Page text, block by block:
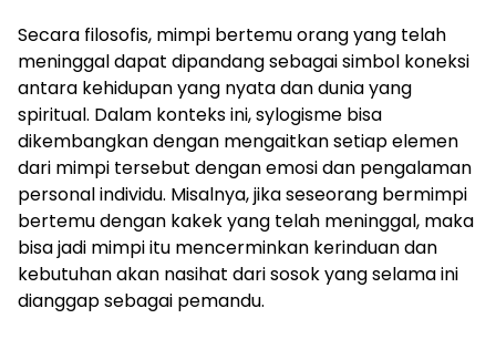
Secara filosofis, mimpi bertemu orang yang telah
meninggal dapat dipandang sebagai simbol koneksi
antara kehidupan yang nyata dan dunia yang
spiritual. Dalam konteks ini, sylogisme bisa
dikembangkan dengan mengaitkan setiap elemen
dari mimpi tersebut dengan emosi dan pengalaman
personal individu. Misalnya, jika seseorang bermimpi
bertemu dengan kakek yang telah meninggal, maka
bisa jadi mimpi itu mencerminkan kerinduan dan
kebutuhan akan nasihat dari sosok yang selama ini
dianggap sebagai pemandu.